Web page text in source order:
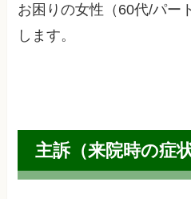
お困りの女性（60代/パー
します。
主訴（来院時の症状